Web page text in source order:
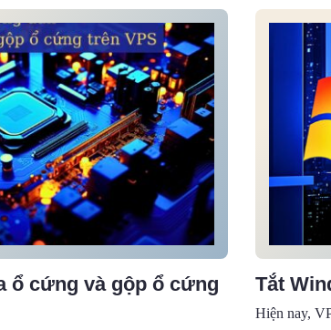
ổ cứng và gộp ổ cứng
Tắt
Hiện nay,